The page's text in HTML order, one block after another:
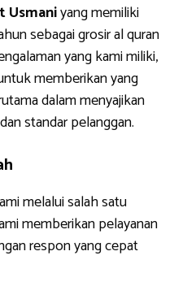
Usmaniyang memiliki
sebagai grosir al quran
yang kami miliki,
memberikan yang
dalam menyajikan
standar pelanggan.
melalui salah satu
memberikan pelayanan
respon yang cepat